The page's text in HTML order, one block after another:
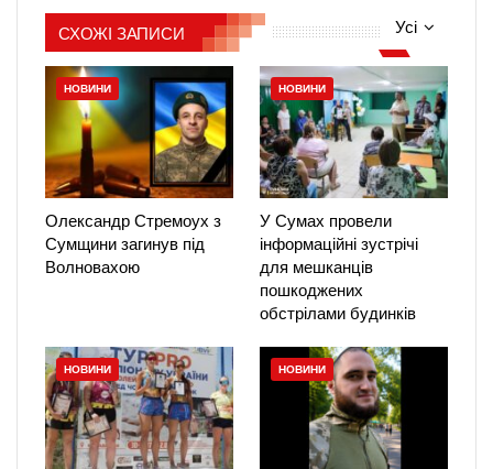
Усі
СХОЖІ ЗАПИСИ
НОВИНИ
Олександр Стремоух з
Сумщини загинув під
Волновахою
НОВИНИ
У Сумах провели
інформаційні зустрічі
для мешканців
пошкоджених
обстрілами будинків
НОВИНИ НОВИНИ